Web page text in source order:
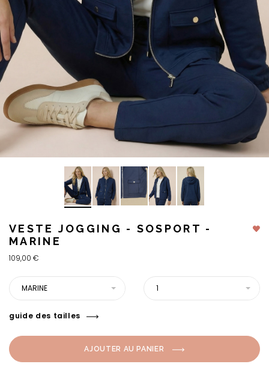
VESTE JOGGING - SOSPORT -
MARINE
109,00 €
MARINE 1
guide des tailles
AJOUTER AU PANIER